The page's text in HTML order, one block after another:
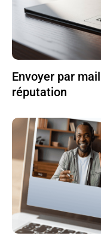
Envoyer par
réputation